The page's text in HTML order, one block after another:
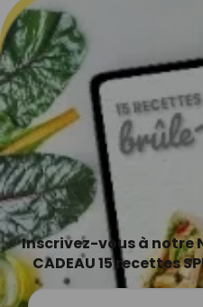
Inscrivez-vous à notre
CADEAU 15 recettes